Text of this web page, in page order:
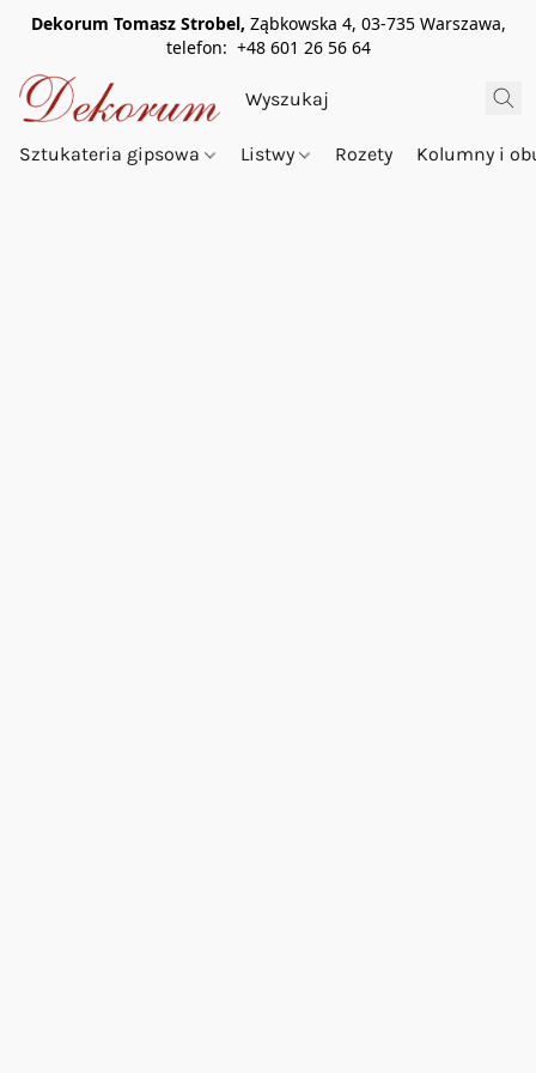
Dekorum Tomasz Strobel, Ząbkowska 4, 03-735 Warszawa,
telefon: +48 601 26 56 64
Sztukateria gipsowa Listwy Rozety Kolumny i